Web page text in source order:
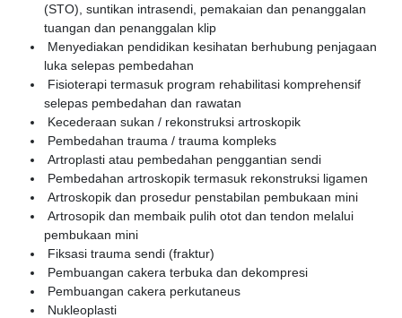
(STO), suntikan intrasendi, pemakaian dan penanggalan
tuangan dan penanggalan klip
Menyediakan pendidikan kesihatan berhubung penjagaan
luka selepas pembedahan
Fisioterapi termasuk program rehabilitasi komprehensif
selepas pembedahan dan rawatan
Kecederaan sukan / rekonstruksi artroskopik
Pembedahan trauma / trauma kompleks
Artroplasti atau pembedahan penggantian sendi
Pembedahan artroskopik termasuk rekonstruksi ligamen
Artroskopik dan prosedur penstabilan pembukaan mini
Artrosopik dan membaik pulih otot dan tendon melalui
pembukaan mini
Fiksasi trauma sendi (fraktur)
Pembuangan cakera terbuka dan dekompresi
Pembuangan cakera perkutaneus
Nukleoplasti